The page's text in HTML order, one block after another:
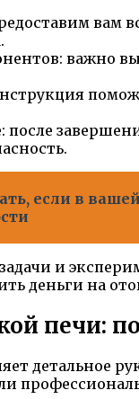
вам
важно
если в
и
деньги на
печи:
детальное